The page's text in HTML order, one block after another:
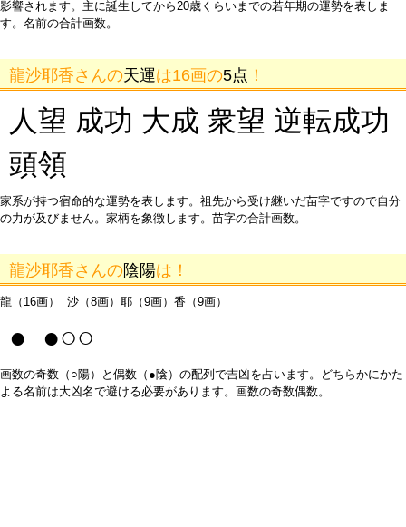
影響されます。主に誕生してから20歳くらいまでの若年期の運勢を表しま
す。名前の合計画数。
龍沙耶香さんの天運は16画の5点 ！
人望 成功 大成 衆望 逆転成功
頭領
家系が持つ宿命的な運勢を表します。祖先から受け継いだ苗字ですので自分
の力が及びません。家柄を象徴します。苗字の合計画数。
龍沙耶香さんの陰陽は！
龍（16画） 沙（8画）耶（9画）香（9画）
● ●○○
画数の奇数（○陽）と偶数（●陰）の配列で吉凶を占います。どちらかにかた
よる名前は大凶名で避ける必要があります。画数の奇数偶数。